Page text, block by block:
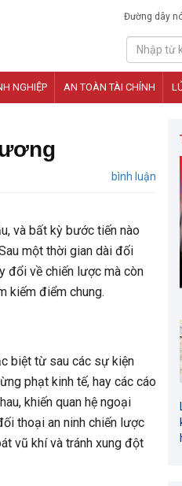
Đường dây
NGHIỆP AN TOÀN TÀI CHÍNH
bình luận
và bất kỳ bước tiến nào
một thời gian dài đối
đổi về chiến lược mà còn
kiếm điểm chung.
biệt từ sau các sự kiện
phạt kinh tế, hay các cáo
khiến quan hệ ngoại
thoại an ninh chiến lược
vũ khí và tránh xung đột